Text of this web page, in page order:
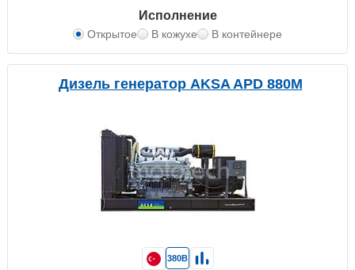
Исполнение
Открытое В кожухе В контейнере
Дизель генератор AKSA APD 880M
380В